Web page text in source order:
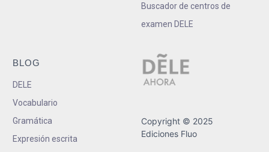
Buscador de centros de
examen DELE
BLOG
DELE
Vocabulario
Gramática
Expresión escrita
Copyright © 2025
Ediciones Fluo